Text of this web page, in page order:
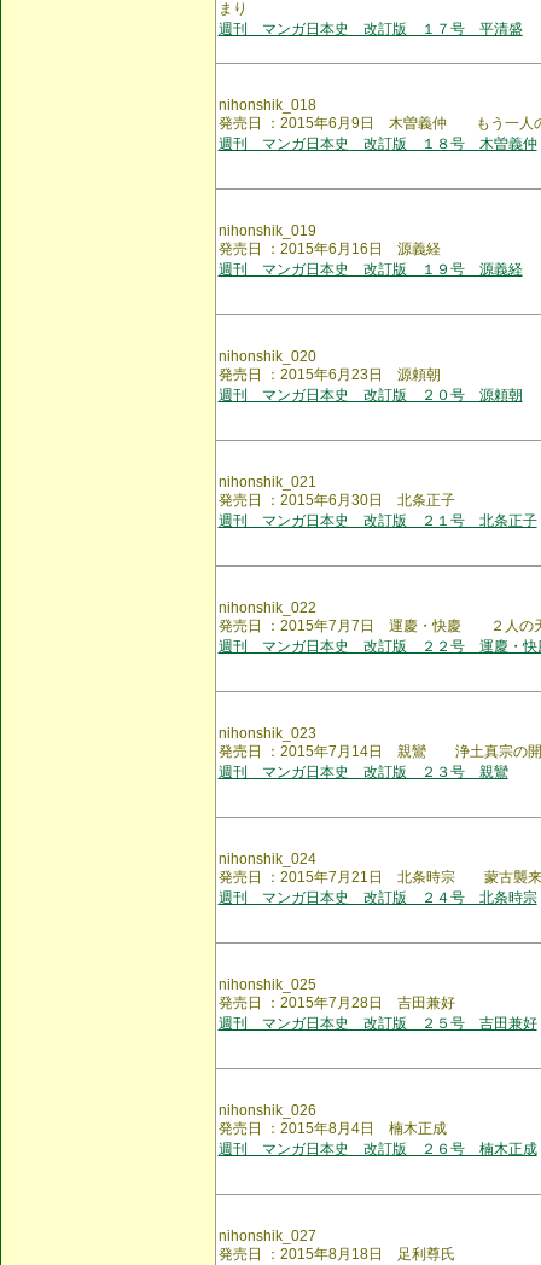
まり
週刊 マンガ日本史 改訂版 １７号 平清盛
nihonshik_018
発売日 ：2015年6月9日 木曽義仲 もう一人
週刊 マンガ日本史 改訂版 １８号 木曽義仲
nihonshik_019
発売日 ：2015年6月16日 源義経
週刊 マンガ日本史 改訂版 １９号 源義経
nihonshik_020
発売日 ：2015年6月23日 源頼朝
週刊 マンガ日本史 改訂版 ２０号 源頼朝
nihonshik_021
発売日 ：2015年6月30日 北条正子
週刊 マンガ日本史 改訂版 ２１号 北条正子
nihonshik_022
発売日 ：2015年7月7日 運慶・快慶 ２人の
週刊 マンガ日本史 改訂版 ２２号 運慶・快
nihonshik_023
発売日 ：2015年7月14日 親鸞 浄土真宗の
週刊 マンガ日本史 改訂版 ２３号 親鸞
nihonshik_024
発売日 ：2015年7月21日 北条時宗 蒙古襲来
週刊 マンガ日本史 改訂版 ２４号 北条時宗
nihonshik_025
発売日 ：2015年7月28日 吉田兼好
週刊 マンガ日本史 改訂版 ２５号 吉田兼好
nihonshik_026
発売日 ：2015年8月4日 楠木正成
週刊 マンガ日本史 改訂版 ２６号 楠木正成
nihonshik_027
発売日 ：2015年8月18日 足利尊氏